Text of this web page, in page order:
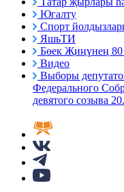
Югалту
Спорт
ЯшьТИ
Бөек Җиңүнең
Видео
Выборы
Федерального
девятого созыва